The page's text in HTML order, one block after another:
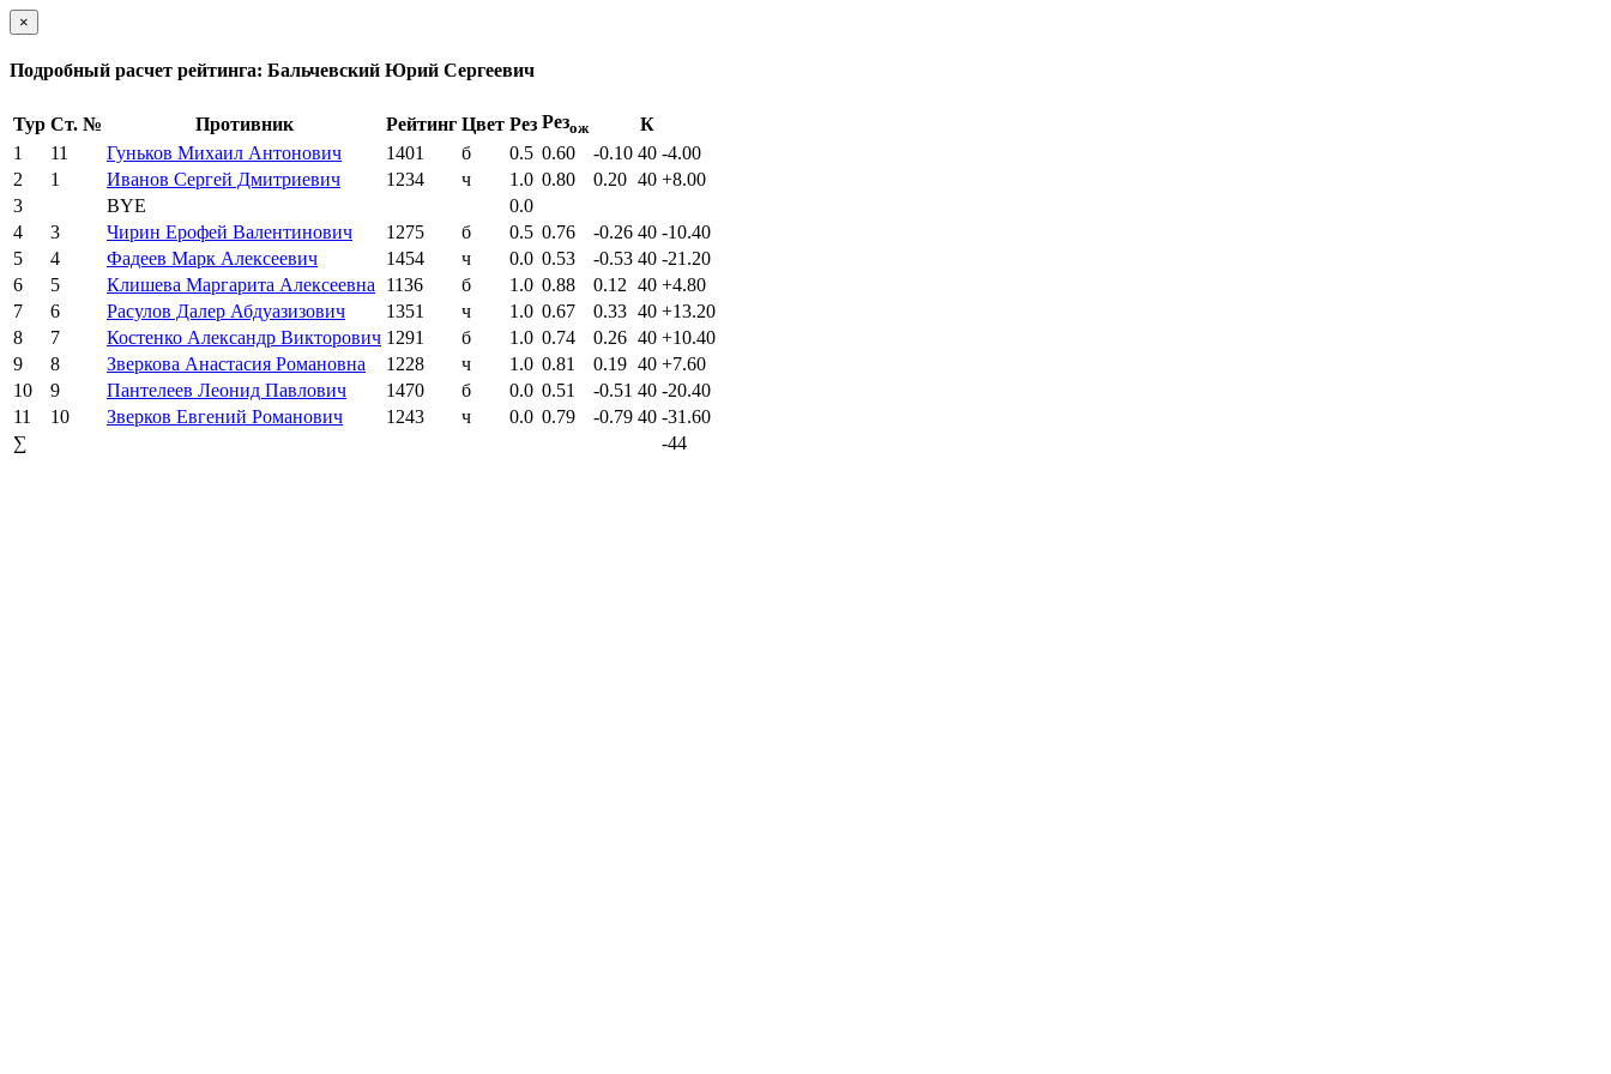
×
Подробный расчет рейтинга: Бальчевский Юрий Сергеевич
Тур Ст. № Противник Рейтинг Цвет Рез Резож
К
1
11 Гуньков Михаил Антонович 1401 б 0.5 0.60 -0.10 40 -4.00
2
1 Иванов Сергей Дмитриевич 1234 ч 1.0 0.80 0.20 40 +8.00
3
BYE
0.0
4
3 Чирин Ерофей Валентинович 1275 б 0.5 0.76 -0.26 40 -10.40
5
4 Фадеев Марк Алексеевич 1454 ч 0.0 0.53 -0.53 40 -21.20
6
5 Клишева Маргарита Алексеевна 1136 б 1.0 0.88 0.12 40 +4.80
7
6 Расулов Далер Абдуазизович 1351 ч 1.0 0.67 0.33 40 +13.20
8
7 Костенко Александр Викторович 1291 б 1.0 0.74 0.26 40 +10.40
9
8 Зверкова Анастасия Романовна 1228 ч 1.0 0.81 0.19 40 +7.60
10
9 Пантелеев Леонид Павлович 1470 б 0.0 0.51 -0.51 40 -20.40
11
10 Зверков Евгений Романович 1243 ч 0.0 0.79 -0.79 40 -31.60
∑
-44